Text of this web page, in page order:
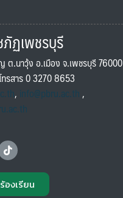
ฏเพชรบุรี
ต.นาวุ้ง อ.เมือง จ.เพชรบุรี 76000
รสาร 0 3270 8653
, info@pbru.ac.th,
องเรียน